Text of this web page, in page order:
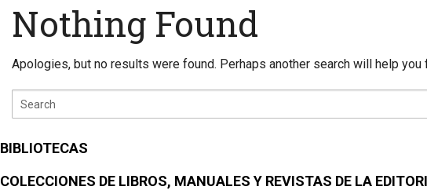
Nothing Found
Apologies, but no results were found. Perhaps another search will help you
BIBLIOTECAS
COLECCIONES DE LIBROS, MANUALES Y REVISTAS DE LA